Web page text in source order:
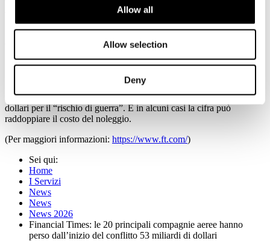
Allow all
Allow selection
Deny
annunciato la cancellazione di mille voli per il mese di aprile, mentre
United Airlines ha fatto sapere che ridurrà la propria capacità in
risposta al caro fuel. Emirates, Etihad e Qatar Airways sono state
obbligate a riprogrammare in maniera drastica gli orari, dopo le forti
pronte a chiedere iniezioni di liquidità dai soci.
I riflessi della guerra si avvertono anche sul mercato dei jet privati.
Se vogliono atterrare in Medio Oriente, gli operatori devono tirare
fuori una franchigia assicurativa che può arrivare fino a 50.000
dollari per il “rischio di guerra”. E in alcuni casi la cifra può
raddoppiare il costo del noleggio.
(Per maggiori informazioni: https://www.ft.com/)
Sei qui:
Home
I Servizi
News
News
News 2026
Financial Times: le 20 principali compagnie aeree hanno
perso dall’inizio del conflitto 53 miliardi di dollari